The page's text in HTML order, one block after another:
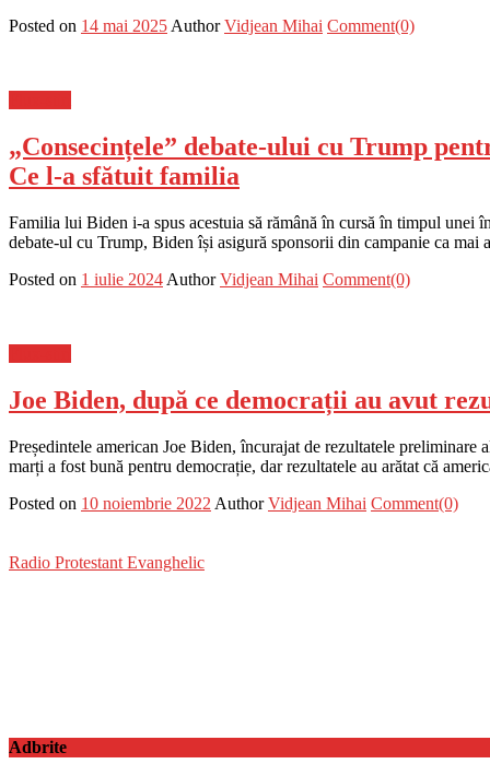
Posted on 14 mai 2025 Author Vidjean Mihai Comment(0)
„Consecințele” debate-ului cu Trump
Ce l-a sfătuit familia
Familia lui Biden i-a spus acestuia să rămână în cursă în timpul
debate-ul cu Trump, Biden își asigură sponsorii din campanie ca
Posted on 1 iulie 2024 Author Vidjean Mihai Comment(0)
Joe Biden, după ce democrații au avut
Președintele american Joe Biden, încurajat de rezultatele preliminare
marți a fost bună pentru democrație, dar rezultatele au arătat că
Posted on 10 noiembrie 2022 Author Vidjean Mihai Comment(0)
Radio Protestant Evanghelic
Adbrite